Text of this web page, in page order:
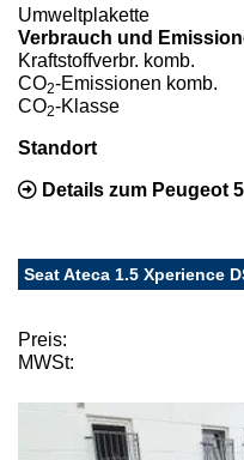
Umweltplakette
Verbrauch und
Kraftstoffverbr. komb.
CO2-Emissionen komb.
CO2-Klasse
Standort
Details zum Peugeot
Seat Ateca 1.5 Xperience
Preis:
MWSt: